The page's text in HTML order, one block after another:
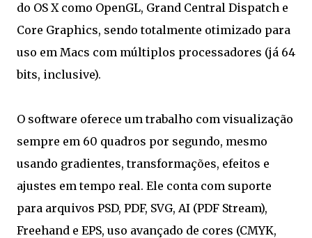
do OS X como OpenGL, Grand Central Dispatch e
Core Graphics, sendo totalmente otimizado para
uso em Macs com múltiplos processadores (já 64
bits, inclusive).
O software oferece um trabalho com visualização
sempre em 60 quadros por segundo, mesmo
usando gradientes, transformações, efeitos e
ajustes em tempo real. Ele conta com suporte
para arquivos PSD, PDF, SVG, AI (PDF Stream),
Freehand e EPS, uso avançado de cores (CMYK,